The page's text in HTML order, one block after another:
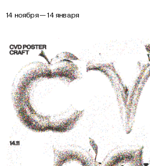
14 ноября — 14 января